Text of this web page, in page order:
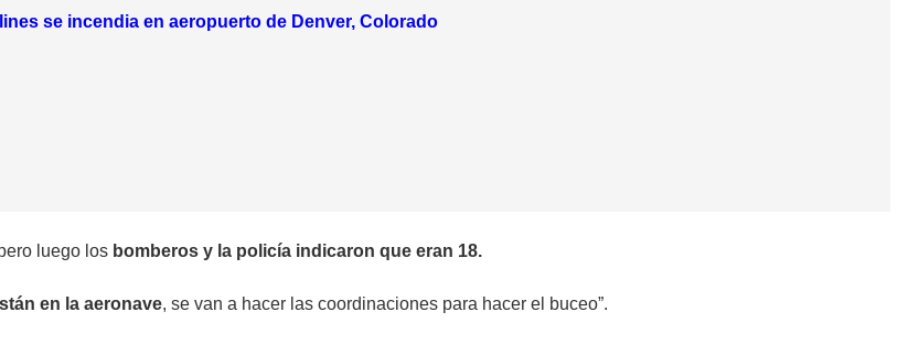
se incendia en aeropuerto de Denver, Colorado
luego los bomberos y la policía indicaron que eran 18.
en la aeronave, se van a hacer las coordinaciones para hacer el buceo”.